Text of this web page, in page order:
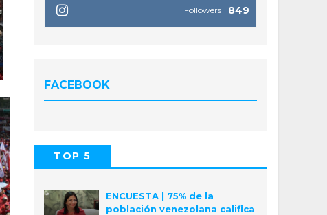
849
Followers
FACEBOOK
TOP 5
ENCUESTA | 75% de la
población venezolana califica